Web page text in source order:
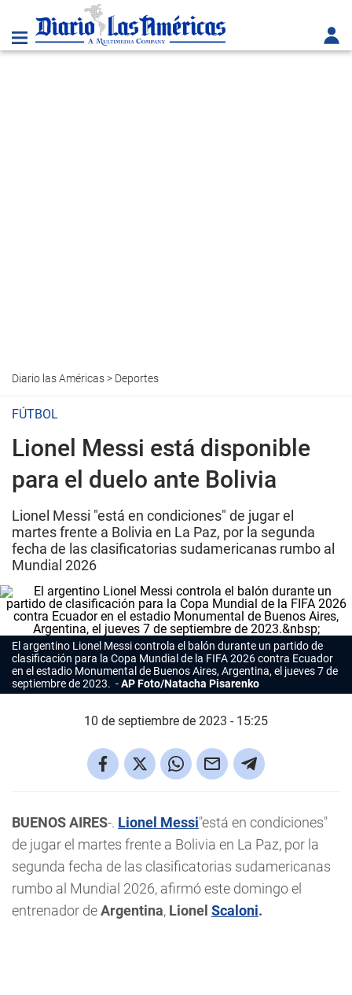
Diario las Américas> Deportes
FÚTBOL
Lionel Messi está disponible
para el duelo ante Bolivia
Lionel Messi "está en condiciones" de jugar el
martes frente a Bolivia en La Paz, por la segunda
fecha de las clasificatorias sudamericanas rumbo al
Mundial 2026
El argentino Lionel Messi controla el balón durante un partido de
clasificación para la Copa Mundial de la FIFA 2026 contra Ecuador
en el estadio Monumental de Buenos Aires, Argentina, el jueves 7 de
septiembre de 2023.
AP Foto/Natacha Pisarenko
10 de septiembre de 2023 - 15:25
BUENOS AIRES-. Lionel Messi"está en condiciones"
de jugar el martes frente a Bolivia en La Paz, por la
segunda fecha de las clasificatorias sudamericanas
rumbo al Mundial 2026, afirmó este domingo el
entrenador deArgentina, Lionel Scaloni.